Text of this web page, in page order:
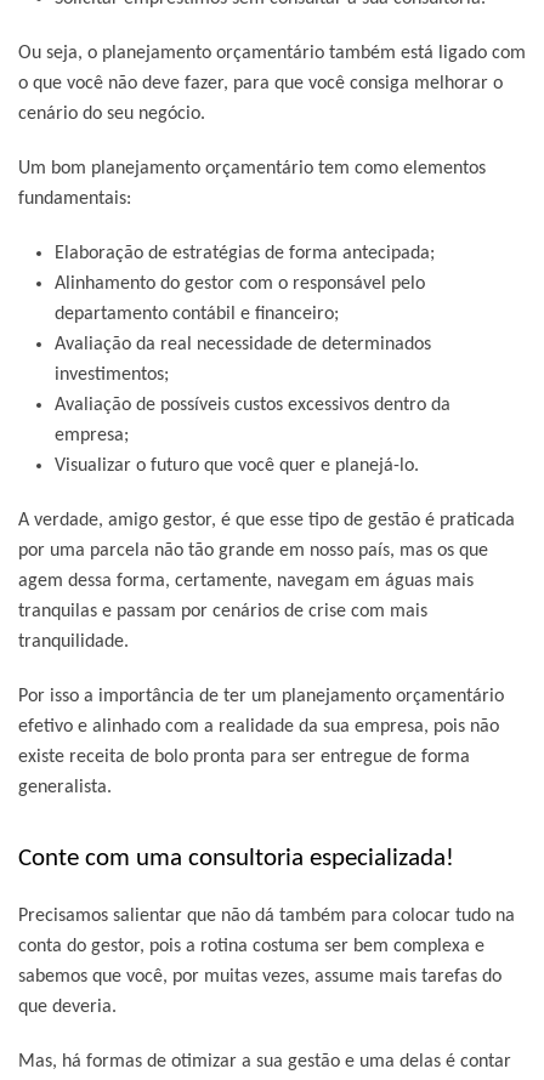
Ou seja, o planejamento orçamentário também está ligado com
o que você não deve fazer, para que você consiga melhorar o
cenário do seu negócio.
Um bom planejamento orçamentário tem como elementos
fundamentais:
Elaboração de estratégias de forma antecipada;
Alinhamento do gestor com o responsável pelo
departamento contábil e financeiro;
Avaliação da real necessidade de determinados
investimentos;
Avaliação de possíveis custos excessivos dentro da
empresa;
Visualizar o futuro que você quer e planejá-lo.
A verdade, amigo gestor, é que esse tipo de gestão é praticada
por uma parcela não tão grande em nosso país, mas os que
agem dessa forma, certamente, navegam em águas mais
tranquilas e passam por cenários de crise com mais
tranquilidade.
Por isso a importância de ter um planejamento orçamentário
efetivo e alinhado com a realidade da sua empresa, pois não
existe receita de bolo pronta para ser entregue de forma
generalista.
Conte com uma consultoria especializada!
Precisamos salientar que não dá também para colocar tudo na
conta do gestor, pois a rotina costuma ser bem complexa e
sabemos que você, por muitas vezes, assume mais tarefas do
que deveria.
Mas, há formas de otimizar a sua gestão e uma delas é contar